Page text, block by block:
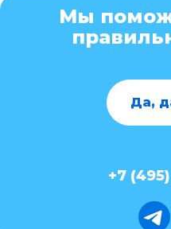
Мы
Да,
+7